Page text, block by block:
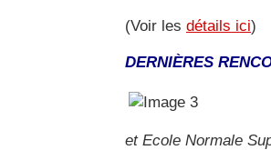
(Voir les détails ici)
DERNIÈRES
et Ecole Normale